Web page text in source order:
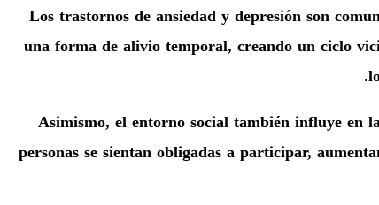
Los trastornos de ansiedad y depresión son
una forma de alivio temporal, creando un ciclo
Asimismo, el entorno social también influye en
personas se sientan obligadas a participar,